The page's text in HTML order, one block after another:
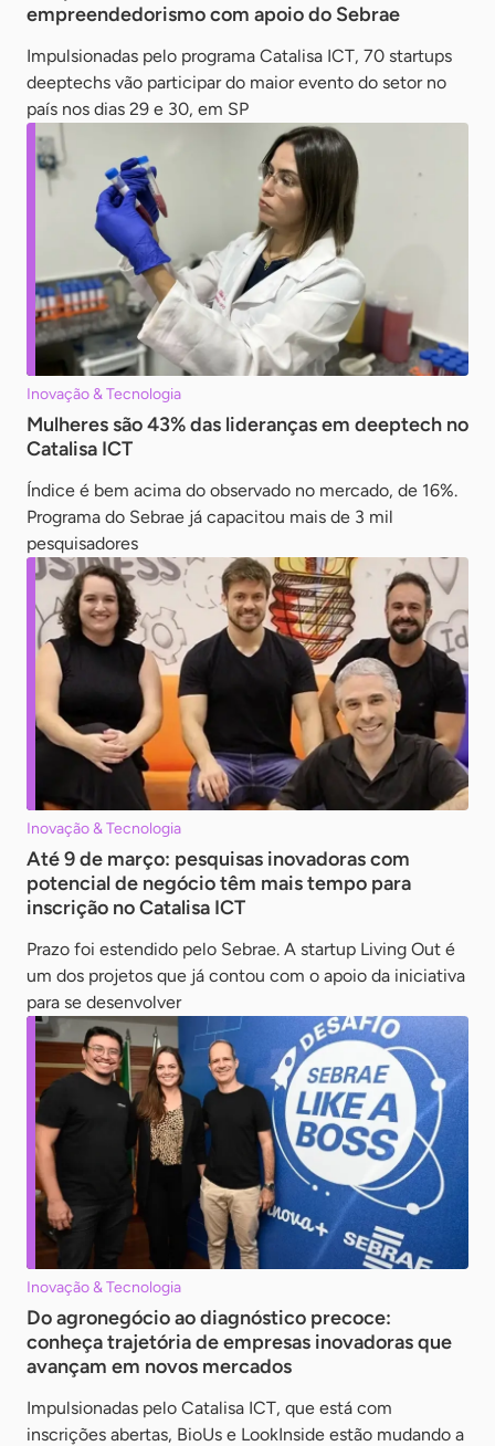
empreendedorismo com apoio do Sebrae
Impulsionadas pelo programa Catalisa ICT, 70 startups
deeptechs vão participar do maior evento do setor no
país nos dias 29 e 30, em SP
Inovação & Tecnologia
Mulheres são 43% das lideranças em deeptech no
Catalisa ICT
Índice é bem acima do observado no mercado, de 16%.
Programa do Sebrae já capacitou mais de 3 mil
pesquisadores
Inovação & Tecnologia
Até 9 de março: pesquisas inovadoras com
potencial de negócio têm mais tempo para
inscrição no Catalisa ICT
Prazo foi estendido pelo Sebrae. A startup Living Out é
um dos projetos que já contou com o apoio da iniciativa
para se desenvolver
Inovação & Tecnologia
Do agronegócio ao diagnóstico precoce:
conheça trajetória de empresas inovadoras que
avançam em novos mercados
Impulsionadas pelo Catalisa ICT, que está com
inscrições abertas, BioUs e LookInside estão mudando a